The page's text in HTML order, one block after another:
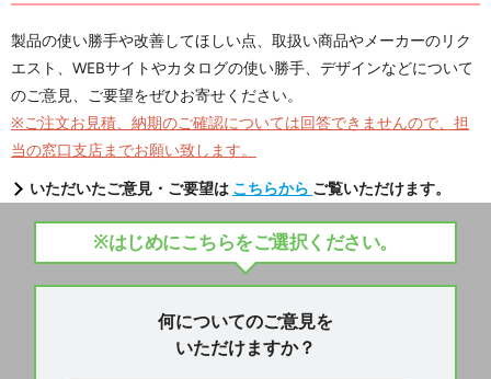
製品の使い勝手や改善してほしい点、取扱い商品やメーカーのリク
エスト、WEBサイトやカタログの使い勝手、デザインなどについて
のご意見、ご要望をぜひお寄せください。
※ご注文お見積、納期のご確認については回答できませんので、担
当の窓口支店までお願い致します。
いただいたご意見・ご要望は こちらから ご覧いただけます。
※はじめにこちらをご選択ください。
何についてのご意見を
いただけますか？